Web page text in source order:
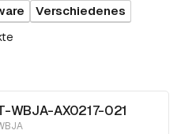
Verschiedenes
WBJA-AX0217-021